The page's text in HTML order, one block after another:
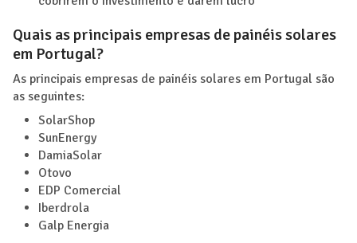
Quais as principais empresas de painéis solares
em Portugal?
As principais empresas de painéis solares em Portugal são
as seguintes:
SolarShop
SunEnergy
DamiaSolar
Otovo
EDP Comercial
Iberdrola
Galp Energia